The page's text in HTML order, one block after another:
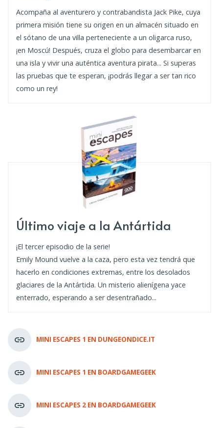
Acompaña al aventurero y contrabandista Jack Pike, cuya
primera misión tiene su origen en un almacén situado en
el sótano de una villa perteneciente a un oligarca ruso,
¡en Moscú! Después, cruza el globo para desembarcar en
una isla y vivir una auténtica aventura pirata... Si superas
las pruebas que te esperan, ¡podrás llegar a ser tan rico
como un rey!
Último viaje a la Antártida
¡El tercer episodio de la serie!
Emily Mound vuelve a la caza, pero esta vez tendrá que
hacerlo en condiciones extremas, entre los desolados
glaciares de la Antártida. Un misterio alienígena yace
enterrado, esperando a ser desentrañado...
MINI ESCAPES 1 EN DUNGEONDICE.IT
MINI ESCAPES 1 EN BOARDGAMEGEEK
MINI ESCAPES 2 EN BOARDGAMEGEEK